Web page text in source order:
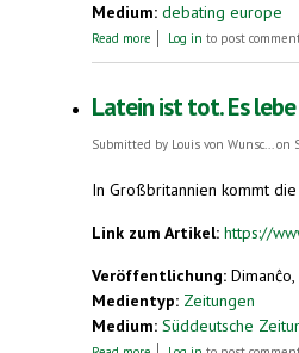
Medium: debating europe
Read more about Sollte Esperanto
Log in to post
Latein ist tot. Es
Submitted by Louis von Wunsc...on
In Großbritannien kommt
Link zum Artikel: https://
Veröffentlichung:
Medientyp: Zeitungen
Medium: Süddeutsche
about Latein ist tot. Es